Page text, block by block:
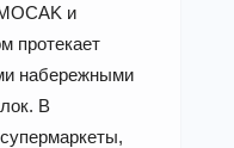
и
протекает
набережными
В